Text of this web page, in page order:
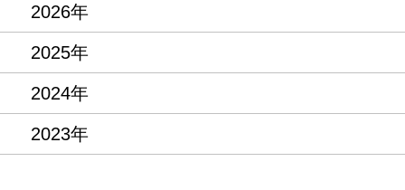
2026年
2025年
2024年
2023年